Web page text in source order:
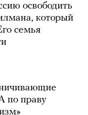
освободить
который
семья
по праву